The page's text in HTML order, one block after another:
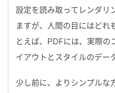
設定を読み取ってレンダリ
ますが、人間の目にはどれ
とえば、 PDFには、実際の
イアウトとスタイルのデー
少し前に、よりシンプルな